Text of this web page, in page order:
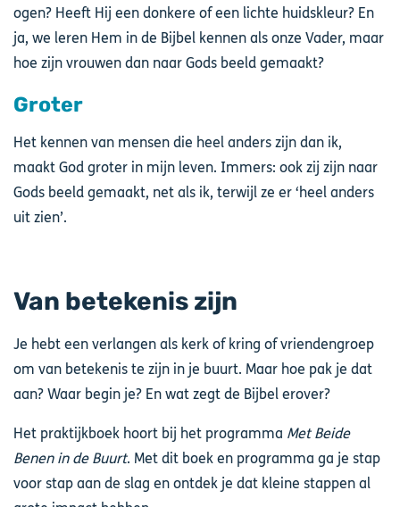
ogen? Heeft Hij een donkere of een lichte huidskleur? En
ja, we leren Hem in de Bijbel kennen als onze Vader, maar
hoe zijn vrouwen dan naar Gods beeld gemaakt?
Groter
Het kennen van mensen die heel anders zijn dan ik,
maakt God groter in mijn leven. Immers: ook zij zijn naar
Gods beeld gemaakt, net als ik, terwijl ze er ‘heel anders
uit zien’.
Van betekenis zijn
Je hebt een verlangen als kerk of kring of vriendengroep
om van betekenis te zijn in je buurt. Maar hoe pak je dat
aan? Waar begin je? En wat zegt de Bijbel erover?
Het praktijkboek hoort bij het programma Met Beide
Benen in de Buurt. Met dit boek en programma ga je stap
voor stap aan de slag en ontdek je dat kleine stappen al